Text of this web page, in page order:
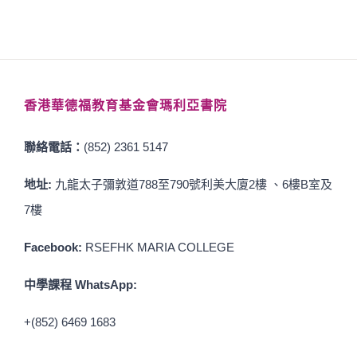
香港華德福教育基金會瑪利亞書院
聯絡電話： (852) 2361 5147
地址: 九龍太子彌敦道788至790號利美大廈2樓 、6樓B室及
7樓
Facebook: RSEFHK MARIA COLLEGE
中學課程 WhatsApp:
+(852) 6469 1683